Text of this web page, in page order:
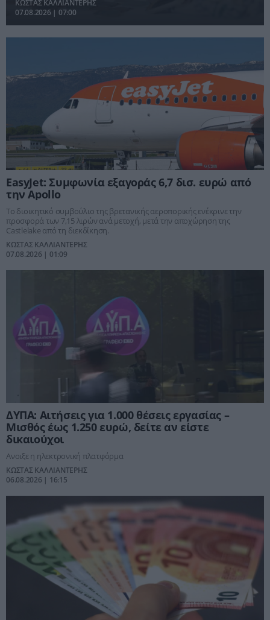
συμψηφισμός.
ΚΩΣΤΑΣ ΚΑΛΛΙΑΝΤΕΡΗΣ
07.08.2026 | 07:00
EasyJet: Συμφωνία εξαγοράς 6,7 δισ. ευρώ από
την Apollo
Το διοικητικό συμβούλιο της βρετανικής αεροπορικής ενέκρινε την
προσφορά των 7,15 λιρών ανά μετοχή, μετά την αποχώρηση της
Castlelake από τη διεκδίκηση.
ΚΩΣΤΑΣ ΚΑΛΛΙΑΝΤΕΡΗΣ
07.08.2026 | 01:09
ΔΥΠΑ: Αιτήσεις για 1.000 θέσεις εργασίας –
Μισθός έως 1.250 ευρώ, δείτε αν είστε
δικαιούχοι
Ανοιξε η ηλεκτρονική πλατφόρμα
ΚΩΣΤΑΣ ΚΑΛΛΙΑΝΤΕΡΗΣ
06.08.2026 | 16:15